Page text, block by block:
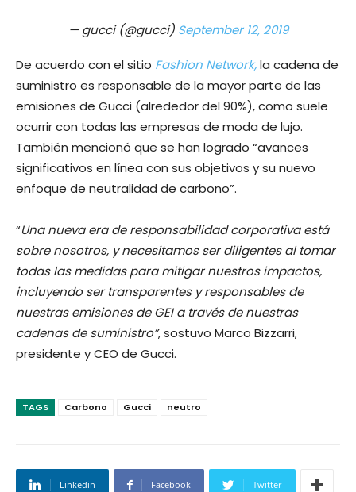
— gucci (@gucci) September 12, 2019
De acuerdo con el sitio Fashion Network,la cadena de
suministro es responsable de la mayor parte de las
emisiones de Gucci (alrededor del 90%), como suele
ocurrir con todas las empresas de moda de lujo.
También mencionó que se han logrado “avances
significativos en línea con sus objetivos y su nuevo
enfoque de neutralidad de carbono”.
“Una nueva era de responsabilidad corporativa está
sobre nosotros, y necesitamos ser diligentes al tomar
todas las medidas para mitigar nuestros impactos,
incluyendo ser transparentes y responsables de
nuestras emisiones de GEI a través de nuestras
cadenas de suministro”, sostuvo Marco Bizzarri,
presidente y CEO de Gucci.
TAGS Carbono Gucci neutro
Linkedin Facebook Twitter